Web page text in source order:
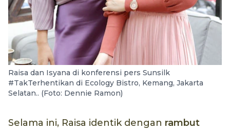
Raisa dan Isyana di konferensi pers Sunsilk
#TakTerhentikan di Ecology Bistro, Kemang, Jakarta
Selatan.. (Foto: Dennie Ramon)
Selama ini, Raisa identik dengan rambut